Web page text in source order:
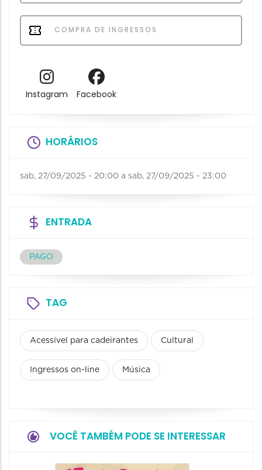
COMPRA DE INGRESSOS
Instagram Facebook
HORÁRIOS
sab, 27/09/2025 - 20:00 a sab, 27/09/2025 - 23:00
ENTRADA
PAGO
TAG
Acessível para cadeirantes Cultural
Ingressos on-line Música
VOCÊ TAMBÉM PODE SE INTERESSAR